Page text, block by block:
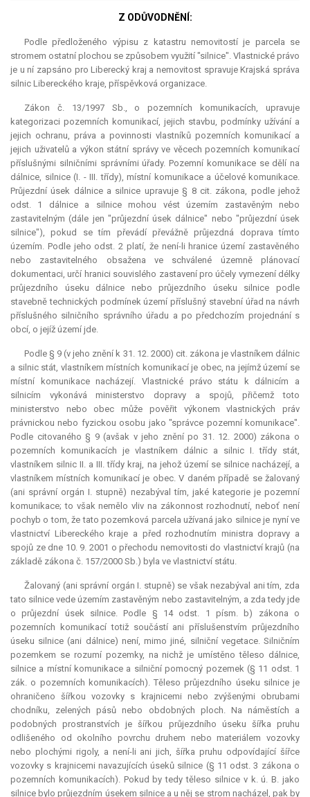
Z ODŮVODNĚNÍ:
Podle předloženého výpisu z katastru nemovitostí je parcela se
stromem ostatní plochou se způsobem využití "silnice". Vlastnické právo
je u ní zapsáno pro Liberecký kraj a nemovitost spravuje Krajská správa
silnic Libereckého kraje, příspěvková organizace.
Zákon č. 13/1997 Sb., o pozemních komunikacích, upravuje
kategorizaci pozemních komunikací, jejich stavbu, podmínky užívání a
jejich ochranu, práva a povinnosti vlastníků pozemních komunikací a
jejich uživatelů a výkon státní správy ve věcech pozemních komunikací
příslušnými silničními správními úřady. Pozemní komunikace se dělí na
dálnice, silnice (I. - III. třídy), místní komunikace a účelové komunikace.
Průjezdní úsek dálnice a silnice upravuje § 8 cit. zákona, podle jehož
odst. 1 dálnice a silnice mohou vést územím zastavěným nebo
zastavitelným (dále jen "průjezdní úsek dálnice" nebo "průjezdní úsek
silnice"), pokud se tím převádí převážně průjezdná doprava tímto
územím. Podle jeho odst. 2 platí, že není-li hranice území zastavěného
nebo zastavitelného obsažena ve schválené územně plánovací
dokumentaci, určí hranici souvislého zastavení pro účely vymezení délky
průjezdního úseku dálnice nebo průjezdního úseku silnice podle
stavebně technických podmínek území příslušný stavební úřad na návrh
příslušného silničního správního úřadu a po předchozím projednání s
obcí, o jejíž území jde.
Podle § 9 (v jeho znění k 31. 12. 2000) cit. zákona je vlastníkem dálnic
a silnic stát, vlastníkem místních komunikací je obec, na jejímž území se
místní komunikace nacházejí. Vlastnické právo státu k dálnicím a
silnicím vykonává ministerstvo dopravy a spojů, přičemž toto
ministerstvo nebo obec může pověřit výkonem vlastnických práv
právnickou nebo fyzickou osobu jako "správce pozemní komunikace".
Podle citovaného § 9 (avšak v jeho znění po 31. 12. 2000) zákona o
pozemních komunikacích je vlastníkem dálnic a silnic I. třídy stát,
vlastníkem silnic II. a III. třídy kraj, na jehož území se silnice nacházejí, a
vlastníkem místních komunikací je obec. V daném případě se žalovaný
(ani správní orgán I. stupně) nezabýval tím, jaké kategorie je pozemní
komunikace; to však nemělo vliv na zákonnost rozhodnutí, neboť není
pochyb o tom, že tato pozemková parcela užívaná jako silnice je nyní ve
vlastnictví Libereckého kraje a před rozhodnutím ministra dopravy a
spojů ze dne 10. 9. 2001 o přechodu nemovitosti do vlastnictví krajů (na
základě zákona č. 157/2000 Sb.) byla ve vlastnictví státu.
Žalovaný (ani správní orgán I. stupně) se však nezabýval ani tím, zda
tato silnice vede územím zastavěným nebo zastavitelným, a zda tedy jde
o průjezdní úsek silnice. Podle § 14 odst. 1 písm. b) zákona o
pozemních komunikací totiž součástí ani příslušenstvím průjezdního
úseku silnice (ani dálnice) není, mimo jiné, silniční vegetace. Silničním
pozemkem se rozumí pozemky, na nichž je umístěno těleso dálnice,
silnice a místní komunikace a silniční pomocný pozemek (§ 11 odst. 1
zák. o pozemních komunikacích). Těleso průjezdního úseku silnice je
ohraničeno šířkou vozovky s krajnicemi nebo zvýšenými obrubami
chodníku, zelených pásů nebo obdobných ploch. Na náměstích a
podobných prostranstvích je šířkou průjezdního úseku šířka pruhu
odlišeného od okolního povrchu druhem nebo materiálem vozovky
nebo plochými rigoly, a není-li ani jich, šířka pruhu odpovídající šířce
vozovky s krajnicemi navazujících úseků silnice (§ 11 odst. 3 zákona o
pozemních komunikacích). Pokud by tedy těleso silnice v k. ú. B. jako
silnice bylo průjezdním úsekem silnice a u něj se strom nacházel, pak by